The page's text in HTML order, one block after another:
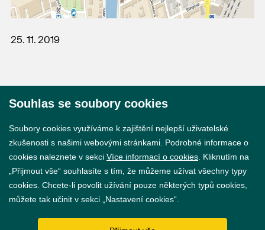
25. 11. 2019
GDPR
Souhlas se soubory cookies
Soubory cookies využíváme k zajištění nejlepší uživatelské
zkušenosti s našimi webovými stránkami. Podrobné informace o
cookies naleznete v sekci Více informací o cookies . Kliknutím na
„Přijmout vše“ souhlasíte s tím, že můžeme užívat všechny typy
cookies. Chcete-li povolit užívání pouze některých typů cookies,
můžete tak učinit v sekci „Nastavení cookies“.